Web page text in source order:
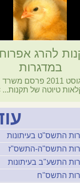
להרג
במדגרות
באוגוסט 2011 פרסם משרד
טיוטה של תקנות...
התשס"ט בעיתונות
התשס"ה-התשס"ז
התשע"ב בעיתונות
התשס"ח